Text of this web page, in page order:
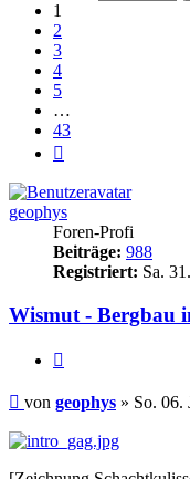
1
2
3
4
5
…
43
geophys
Foren-Profi
Beiträge: 988
Registriert: Sa.
Wismut - Bergbau
Beitrag
von geophys » So. 06.